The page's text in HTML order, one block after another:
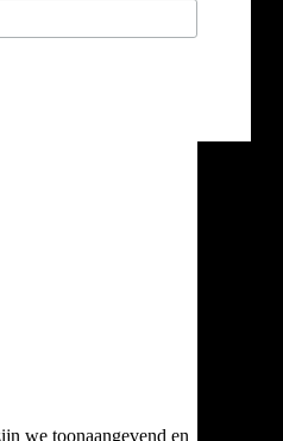
we toonaangevend en